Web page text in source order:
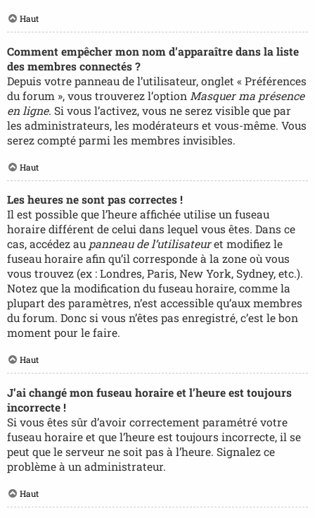
Haut
Comment empêcher mon nom d’apparaître dans la liste
des membres connectés ?
Depuis votre panneau de l’utilisateur, onglet « Préférences
du forum », vous trouverez l’option Masquer ma présence
en ligne. Si vous l’activez, vous ne serez visible que par
les administrateurs, les modérateurs et vous-même. Vous
serez compté parmi les membres invisibles.
Haut
Les heures ne sont pas correctes !
Il est possible que l’heure affichée utilise un fuseau
horaire différent de celui dans lequel vous êtes. Dans ce
cas, accédez au panneau de l’utilisateuret modifiez le
fuseau horaire afin qu’il corresponde à la zone où vous
vous trouvez (ex : Londres, Paris, New York, Sydney, etc.).
Notez que la modification du fuseau horaire, comme la
plupart des paramètres, n’est accessible qu’aux membres
du forum. Donc si vous n’êtes pas enregistré, c’est le bon
moment pour le faire.
Haut
J’ai changé mon fuseau horaire et l’heure est toujours
incorrecte !
Si vous êtes sûr d’avoir correctement paramétré votre
fuseau horaire et que l’heure est toujours incorrecte, il se
peut que le serveur ne soit pas à l’heure. Signalez ce
problème à un administrateur.
Haut